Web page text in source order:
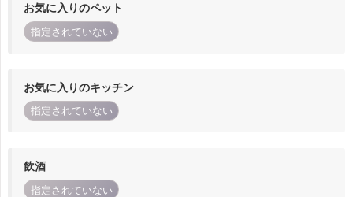
お気に入りのペット
指定されていない
お気に入りのキッチン
指定されていない
飲酒
指定されていない